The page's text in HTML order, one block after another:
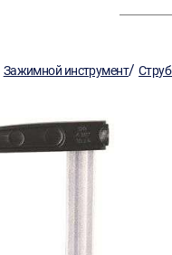
Зажимной инструмент/